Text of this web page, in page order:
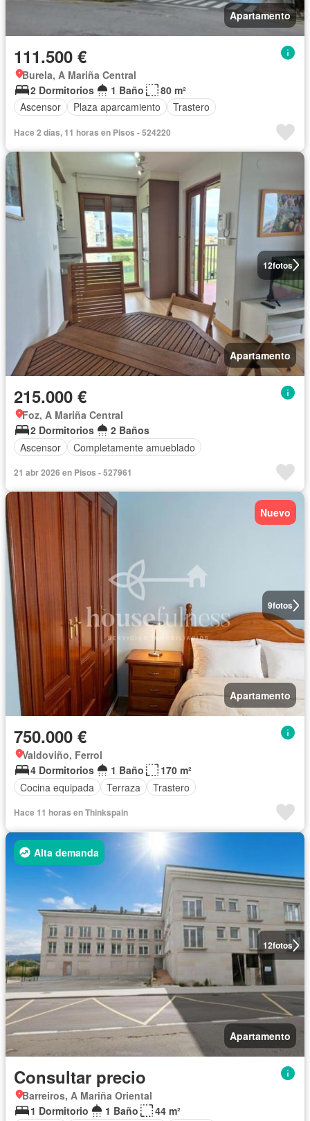
Apartamento
111.500 €
Burela, A Mariña Central
2 Dormitorios
1 Baño
80 m²
Ascensor
Plaza aparcamiento Trastero
Hace 2 días, 11 horas en Pisos - 524220
12fotos
Apartamento
215.000 €
Foz, A Mariña Central
2 Dormitorios
2 Baños
Ascensor
Completamente amueblado
21 abr 2026 en Pisos - 527961
9fotos
Nuevo
Apartamento
750.000 €
Valdoviño, Ferrol
4 Dormitorios
1 Baño
170 m²
Cocina equipada
Terraza Trastero
Hace 11 horas en Thinkspain
12fotos
Alta demanda
Apartamento
Consultar precio
Barreiros, A Mariña Oriental
1 Dormitorio
1 Baño
44 m²